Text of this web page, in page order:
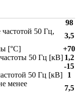
98
50 Гц,
3,5
[°С]
+70
50 Гц [кВ] 1,2
-15
50 Гц [кВ]
1
менее
7,5